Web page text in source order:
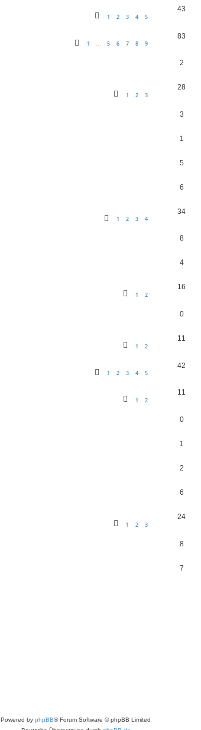
1 2 3 4 5
43
1 5 6 7 8 9
83
2
1 2 3
28
3
1
5
6
1 2 3 4
34
8
4
1 2
16
0
1 2
11
1 2 3 4 5
42
1 2
11
0
1
2
6
1 2 3
24
8
7
Powered by phpBB® Forum Software © phpBB Limited